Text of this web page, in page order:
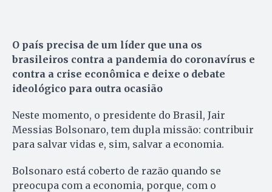
O país precisa de um líder que una os
brasileiros contra a pandemia do coronavírus e
contra a crise econômica e deixe o debate
ideológico para outra ocasião
Neste momento, o presidente do Brasil, Jair
Messias Bolsonaro, tem dupla missão: contribuir
para salvar vidas e, sim, salvar a economia.
Bolsonaro está coberto de razão quando se
preocupa com a economia, porque, com o